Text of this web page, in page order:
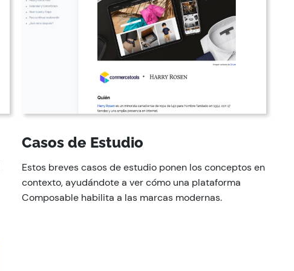
Casos de Estudio
Estos breves casos de estudio ponen los conceptos en
contexto, ayudándote a ver cómo una plataforma
Composable habilita a las marcas modernas.